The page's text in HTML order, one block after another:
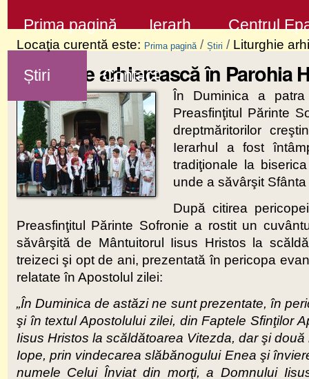
la
conţinut
Sari
la
navigare
Prima pagină Ierarh Centrul
Știri Contact
Locaţia curentă este: Prima pagină / Știri / Liturghie
Liturghie arhierească în Parohia
În Duminica a
Preasfinţitul Părinte
dreptmăritorilor
Ierarhul a fost
tradiţionale la
unde a săvârşit
După citirea
Preasfinţitul Părinte Sofronie a rostit un
săvârşită de Mântuitorul Iisus Hristos la
treizeci şi opt de ani, prezentată în pericopa
relatate în Apostolul zilei:
„În Duminica de astăzi ne sunt prezentate, în
şi în textul Apostolului zilei, din Faptele Sfinţilor
Iisus Hristos la scăldătoarea Vitezda, dar şi
Iope, prin vindecarea slăbănogului Enea şi
numele Celui Înviat din morţi, a Domnului